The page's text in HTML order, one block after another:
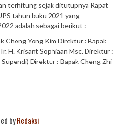
terhitung sejak ditutupnya Rapat
tahun buku 2021 yang
adalah sebagai berikut :
Cheng Yong Kim Direktur : Bapak
H. Krisant Sophiaan Msc. Direktur :
Direktur : Bapak Cheng Zhi
byRedaksi